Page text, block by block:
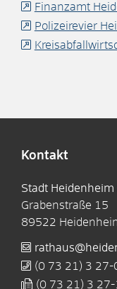
Finanzamt
Polizeirevier
Kontakt
Stadt Heidenheim
Grabenstraße 15
89522
(0 73 21) 3 27-
(0 73 21) 3